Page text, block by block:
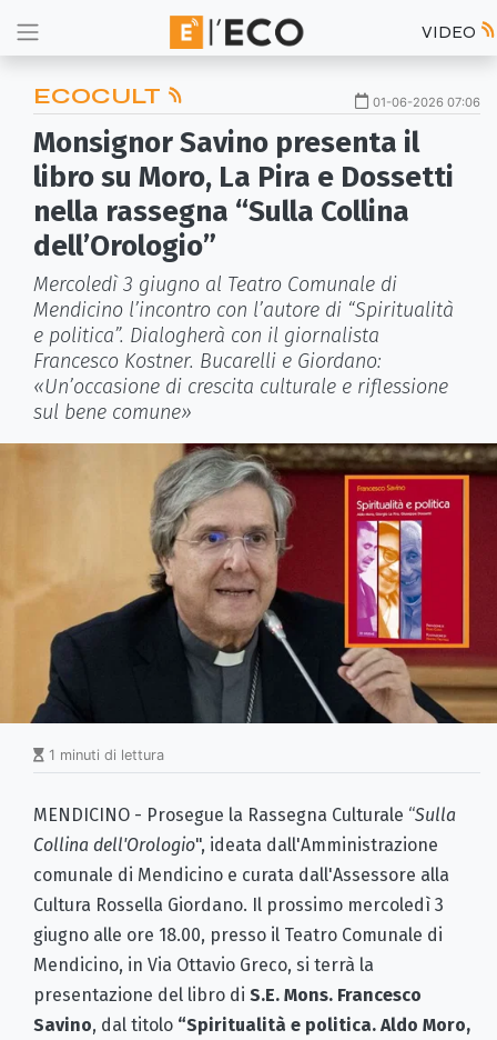
VIDEO
ECOCULT 01-06-2026 07:06
Monsignor Savino presenta il
libro su Moro, La Pira e Dossetti
nella rassegna “Sulla Collina
dell’Orologio”
Mercoledì 3 giugno al Teatro Comunale di
Mendicino l’incontro con l’autore di “Spiritualità
e politica”. Dialogherà con il giornalista
Francesco Kostner. Bucarelli e Giordano:
«Un’occasione di crescita culturale e riflessione
sul bene comune»
1 minuti di lettura
MENDICINO - Prosegue la Rassegna Culturale “Sulla
Collina dell'Orologio", ideata dall'Amministrazione
comunale di Mendicino e curata dall'Assessore alla
Cultura Rossella Giordano. Il prossimo mercoledì 3
giugno alle ore 18.00, presso il Teatro Comunale di
Mendicino, in Via Ottavio Greco, si terrà la
presentazione del libro di S.E. Mons. Francesco
Savino, dal titolo “Spiritualità e politica. Aldo Moro,